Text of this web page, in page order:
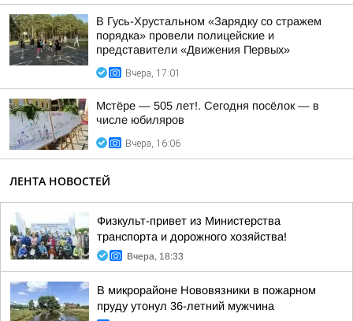
В Гусь-Хрустальном «Зарядку со стражем
порядка» провели полицейские и
представители «Движения Первых»
Вчера, 17:01
Мстёре — 505 лет!. Сегодня посёлок — в
числе юбиляров
Вчера, 16:06
ЛЕНТА НОВОСТЕЙ
Физкульт-привет из Министерства
транспорта и дорожного хозяйства!
Вчера, 18:33
В микрорайоне Нововязники в пожарном
пруду утонул 36-летний мужчина